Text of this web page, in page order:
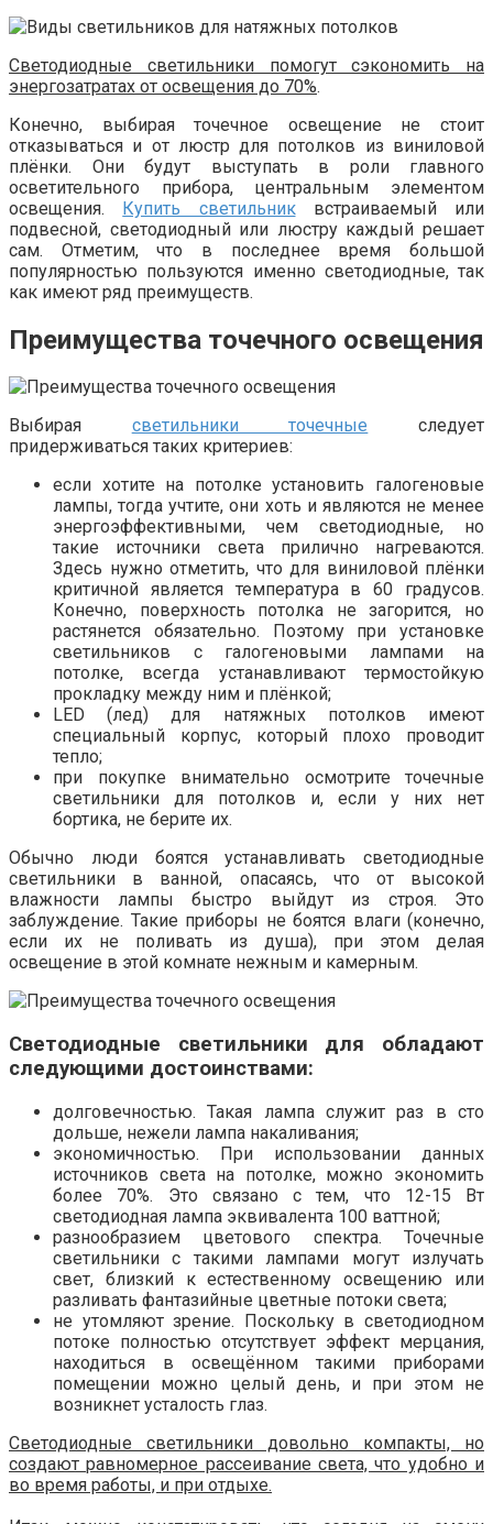
Светодиодные светильники помогут сэкономить на
энергозатратах от освещения до 70%.
Конечно, выбирая точечное освещение не стоит
отказываться и от люстр для потолков из виниловой
плёнки. Они будут выступать в роли главного
осветительного прибора, центральным элементом
освещения. Купить светильниквстраиваемый или
подвесной, светодиодный или люстру каждый решает
сам. Отметим, что в последнее время большой
популярностью пользуются именно светодиодные, так
как имеют ряд преимуществ.
Преимущества точечного освещения
Выбирая светильники точечные следует
придерживаться таких критериев:
если хотите на потолке установить галогеновые
лампы, тогда учтите, они хоть и являются не менее
энергоэффективными, чем светодиодные, но
такие источники света прилично нагреваются.
Здесь нужно отметить, что для виниловой плёнки
критичной является температура в 60 градусов.
Конечно, поверхность потолка не загорится, но
растянется обязательно. Поэтому при установке
светильников с галогеновыми лампами на
потолке, всегда устанавливают термостойкую
прокладку между ним и плёнкой;
LED (лед) для натяжных потолков имеют
специальный корпус, который плохо проводит
тепло;
при покупке внимательно осмотрите точечные
светильники для потолков и, если у них нет
бортика, не берите их.
Обычно люди боятся устанавливать светодиодные
светильники в ванной, опасаясь, что от высокой
влажности лампы быстро выйдут из строя. Это
заблуждение. Такие приборы не боятся влаги (конечно,
если их не поливать из душа), при этом делая
освещение в этой комнате нежным и камерным.
Светодиодные светильники для обладают
следующими достоинствами:
долговечностью. Такая лампа служит раз в сто
дольше, нежели лампа накаливания;
экономичностью. При использовании данных
источников света на потолке, можно экономить
более 70%. Это связано с тем, что 12-15 Вт
светодиодная лампа эквивалента 100 ваттной;
разнообразием цветового спектра. Точечные
светильники с такими лампами могут излучать
свет, близкий к естественному освещению или
разливать фантазийные цветные потоки света;
не утомляют зрение. Поскольку в светодиодном
потоке полностью отсутствует эффект мерцания,
находиться в освещённом такими приборами
помещении можно целый день, и при этом не
возникнет усталость глаз.
Светодиодные светильники довольно компакты, но
создают равномерное рассеивание света, что удобно и
во время работы, и при отдыхе.